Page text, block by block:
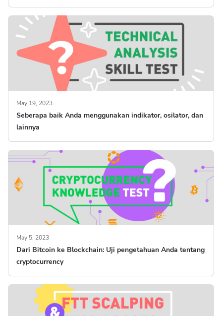
May 19, 2023
Seberapa baik Anda menggunakan indikator, osilator, dan
lainnya
May 5, 2023
Dari Bitcoin ke Blockchain: Uji pengetahuan Anda tentang
cryptocurrency